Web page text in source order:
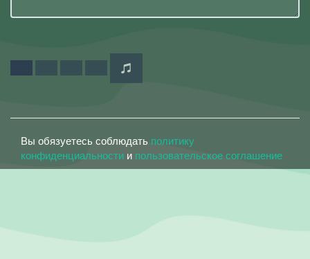
Вы обязуетесь соблюдать политику
конфиденциальности и пользовательское соглашение